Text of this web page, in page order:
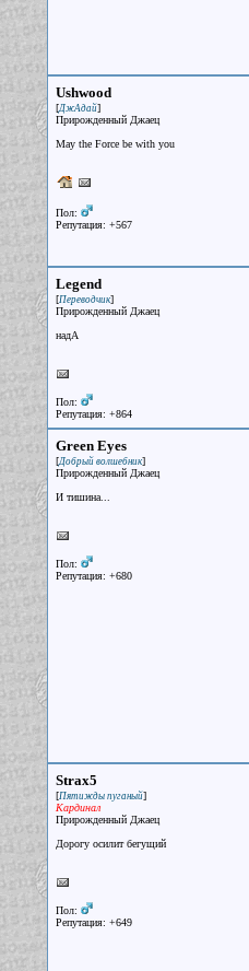
Ushwood
[ДжАдай]
Прирожденный Джаец
May the Force be with you
Пол:
Репутация: +567
Legend
[Переводчик]
Прирожденный Джаец
надА
Пол:
Репутация: +864
Green Eyes
[Добрый волшебник]
Прирожденный Джаец
И тишина...
Пол:
Репутация: +680
Strax5
[Пятижды пуганый]
Кардинал
Прирожденный Джаец
Дорогу осилит бегущий
Пол:
Репутация: +649